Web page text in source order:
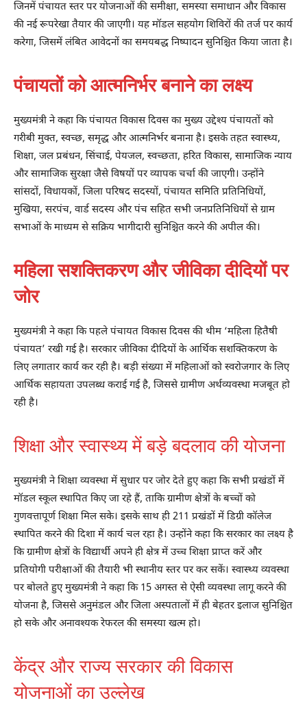
जिनमें पंचायत स्तर पर योजनाओं की समीक्षा, समस्या समाधान और विकास
की नई रूपरेखा तैयार की जाएगी। यह मॉडल सहयोग शिविरों की तर्ज पर कार्य
करेगा, जिसमें लंबित आवेदनों का समयबद्ध निष्पादन सुनिश्चित किया जाता है।
पंचायतों को आत्मनिर्भर बनाने का लक्ष्य
मुख्यमंत्री ने कहा कि पंचायत विकास दिवस का मुख्य उद्देश्य पंचायतों को
गरीबी मुक्त, स्वच्छ, समृद्ध और आत्मनिर्भर बनाना है। इसके तहत स्वास्थ्य,
शिक्षा, जल प्रबंधन, सिंचाई, पेयजल, स्वच्छता, हरित विकास, सामाजिक न्याय
और सामाजिक सुरक्षा जैसे विषयों पर व्यापक चर्चा की जाएगी। उन्होंने
सांसदों, विधायकों, जिला परिषद सदस्यों, पंचायत समिति प्रतिनिधियों,
मुखिया, सरपंच, वार्ड सदस्य और पंच सहित सभी जनप्रतिनिधियों से ग्राम
सभाओं के माध्यम से सक्रिय भागीदारी सुनिश्चित करने की अपील की।
महिला सशक्तिकरण और जीविका दीदियों पर
जोर
मुख्यमंत्री ने कहा कि पहले पंचायत विकास दिवस की थीम ‘महिला हितैषी
पंचायत’ रखी गई है। सरकार जीविका दीदियों के आर्थिक सशक्तिकरण के
लिए लगातार कार्य कर रही है। बड़ी संख्या में महिलाओं को स्वरोजगार के लिए
आर्थिक सहायता उपलब्ध कराई गई है, जिससे ग्रामीण अर्थव्यवस्था मजबूत हो
रही है।
शिक्षा और स्वास्थ्य में बड़े बदलाव की योजना
मुख्यमंत्री ने शिक्षा व्यवस्था में सुधार पर जोर देते हुए कहा कि सभी प्रखंडों में
मॉडल स्कूल स्थापित किए जा रहे हैं, ताकि ग्रामीण क्षेत्रों के बच्चों को
गुणवत्तापूर्ण शिक्षा मिल सके। इसके साथ ही 211 प्रखंडों में डिग्री कॉलेज
स्थापित करने की दिशा में कार्य चल रहा है। उन्होंने कहा कि सरकार का लक्ष्य है
कि ग्रामीण क्षेत्रों के विद्यार्थी अपने ही क्षेत्र में उच्च शिक्षा प्राप्त करें और
प्रतियोगी परीक्षाओं की तैयारी भी स्थानीय स्तर पर कर सकें। स्वास्थ्य व्यवस्था
पर बोलते हुए मुख्यमंत्री ने कहा कि 15 अगस्त से ऐसी व्यवस्था लागू करने की
योजना है, जिससे अनुमंडल और जिला अस्पतालों में ही बेहतर इलाज सुनिश्चित
हो सके और अनावश्यक रेफरल की समस्या खत्म हो।
केंद्र और राज्य सरकार की विकास
योजनाओं का उल्लेख